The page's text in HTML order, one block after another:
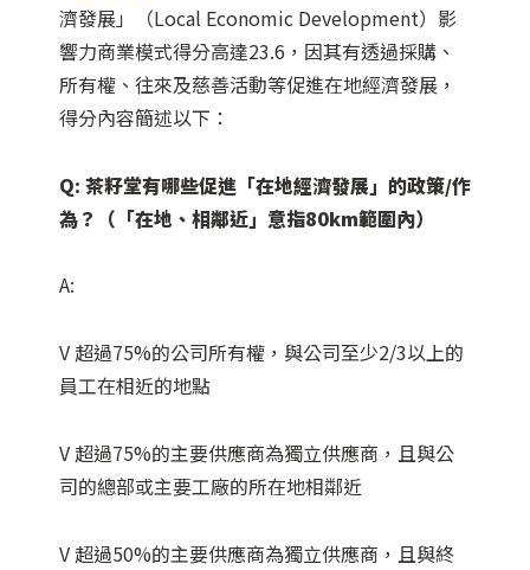
濟發展」（Local Economic Development）影
響力商業模式得分高達23.6，因其有透過採購、
所有權、往來及慈善活動等促進在地經濟發展，
得分內容簡述以下：
Q: 茶籽堂有哪些促進「在地經濟發展」的政策/作
為？（「在地、相鄰近」意指80km範圍內）
A:
V 超過75%的公司所有權，與公司至少2/3以上的
員工在相近的地點
V 超過75%的主要供應商為獨立供應商，且與公
司的總部或主要工廠的所在地相鄰近
V 超過50%的主要供應商為獨立供應商，且與終